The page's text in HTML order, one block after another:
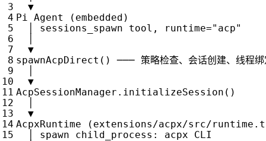
▼
Pi Agent ( embedded )
sessions_spawn tool , runtime="acp"
▼
spawnAcpDirect () ─── 策略检查、会话创建、线程
▼
AcpSessionManager . initializeSession ()
▼
AcpxRuntime
( extensions/acpx/src/runtime .
spawn child_process : acpx
CLI